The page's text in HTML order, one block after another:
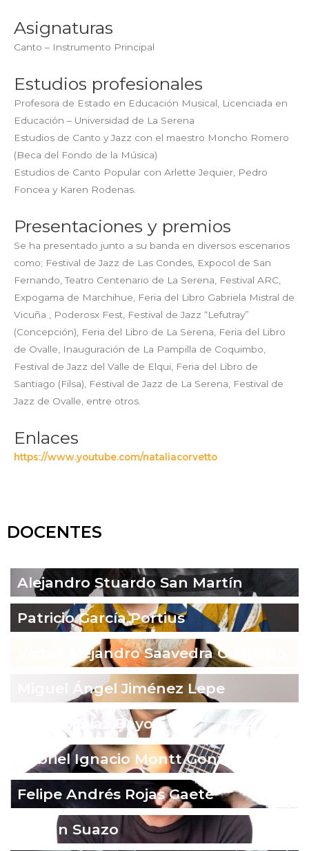
Asignaturas
Canto – Instrumento Principal
Estudios profesionales
Profesora de Estado en Educación Musical, Licenciada en
Educación – Universidad de La Serena
Estudios de Canto y Jazz con el maestro Moncho Romero
(Beca del Fondo de la Música)
Estudios de Canto Popular con Arlette Jequier, Pedro
Foncea y Karen Rodenas.
Presentaciones y premios
Se ha presentado junto a su banda en diversos escenarios
como; Festival de Jazz de Las Condes, Expocol de San
Fernando, Teatro Centenario de La Serena, Festival ARC,
Expogama de Marchihue, Feria del Libro Gabriela Mistral de
Vicuña , Poderosx Fest, Festival de Jazz “Lefutray”
(Concepción), Feria del Libro de La Serena, Feria del Libro
de Ovalle, Inauguración de La Pampilla de Coquimbo,
Festival de Jazz del Valle de Elqui, Feria del Libro de
Santiago (Filsa), Festival de Jazz de La Serena, Festival de
Jazz de Ovalle, entre otros.
Enlaces
https://www.youtube.com/nataliacorvetto
DOCENTES
Alejandro Stuardo San Martín
Patricio García Portius
Víctor Alejandro Saavedra Guajardo
Miguel Ángel Jiménez Lepe
Ignacio Díaz Bayo
Gabriel Ignacio Montt González
Felipe Andrés Rojas Gaete
Fabián Suazo